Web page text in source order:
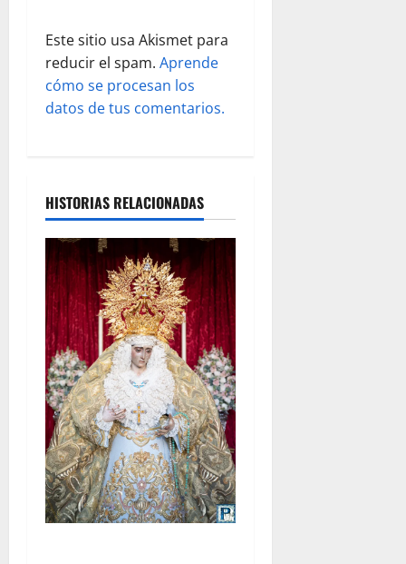
d
a
s
Este sitio usa Akismet para
reducir el spam. Aprende
cómo se procesan los
datos de tus comentarios.
HISTORIAS RELACIONADAS